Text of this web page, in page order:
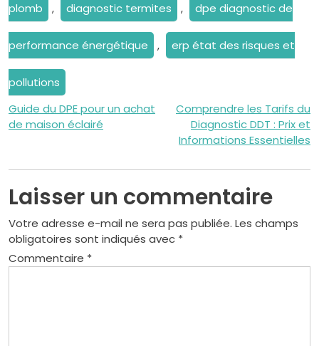
plomb , diagnostic termites , dpe diagnostic de
performance énergétique , erp état des risques et
pollutions
Navigation
de
l’article
Guide du DPE pour un achat
de maison éclairé
Comprendre les Tarifs du
Diagnostic DDT : Prix et
Informations Essentielles
Laisser un commentaire
Votre adresse e-mail ne sera pas publiée. Les champs
obligatoires sont indiqués avec *
Commentaire *